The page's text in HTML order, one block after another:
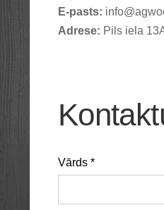
E-pasts:
Adrese: Pils iela
Vārds *